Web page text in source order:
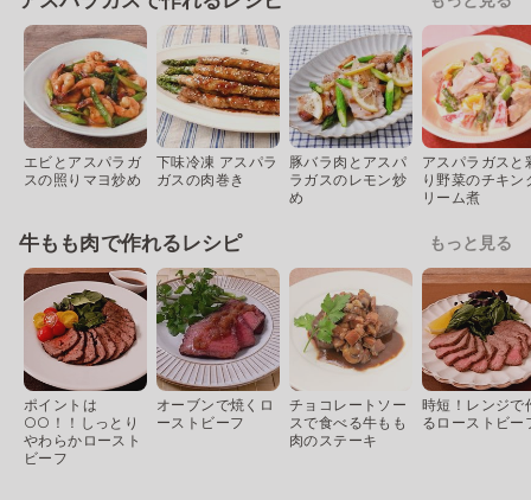
エビとアスパラガ
スの照りマヨ炒め
下味冷凍 アスパラ
ガスの肉巻き
豚バラ肉とアスパ
ラガスのレモン炒
め
アスパラガスと
り野菜のチキン
リーム煮
牛もも肉で作れるレシピ もっと見る
ポイントは
○○！！しっとり
やわらかロースト
ビーフ
オーブンで焼くロ
ーストビーフ
チョコレートソー
スで食べる牛もも
肉のステーキ
時短！レンジで
るローストビー